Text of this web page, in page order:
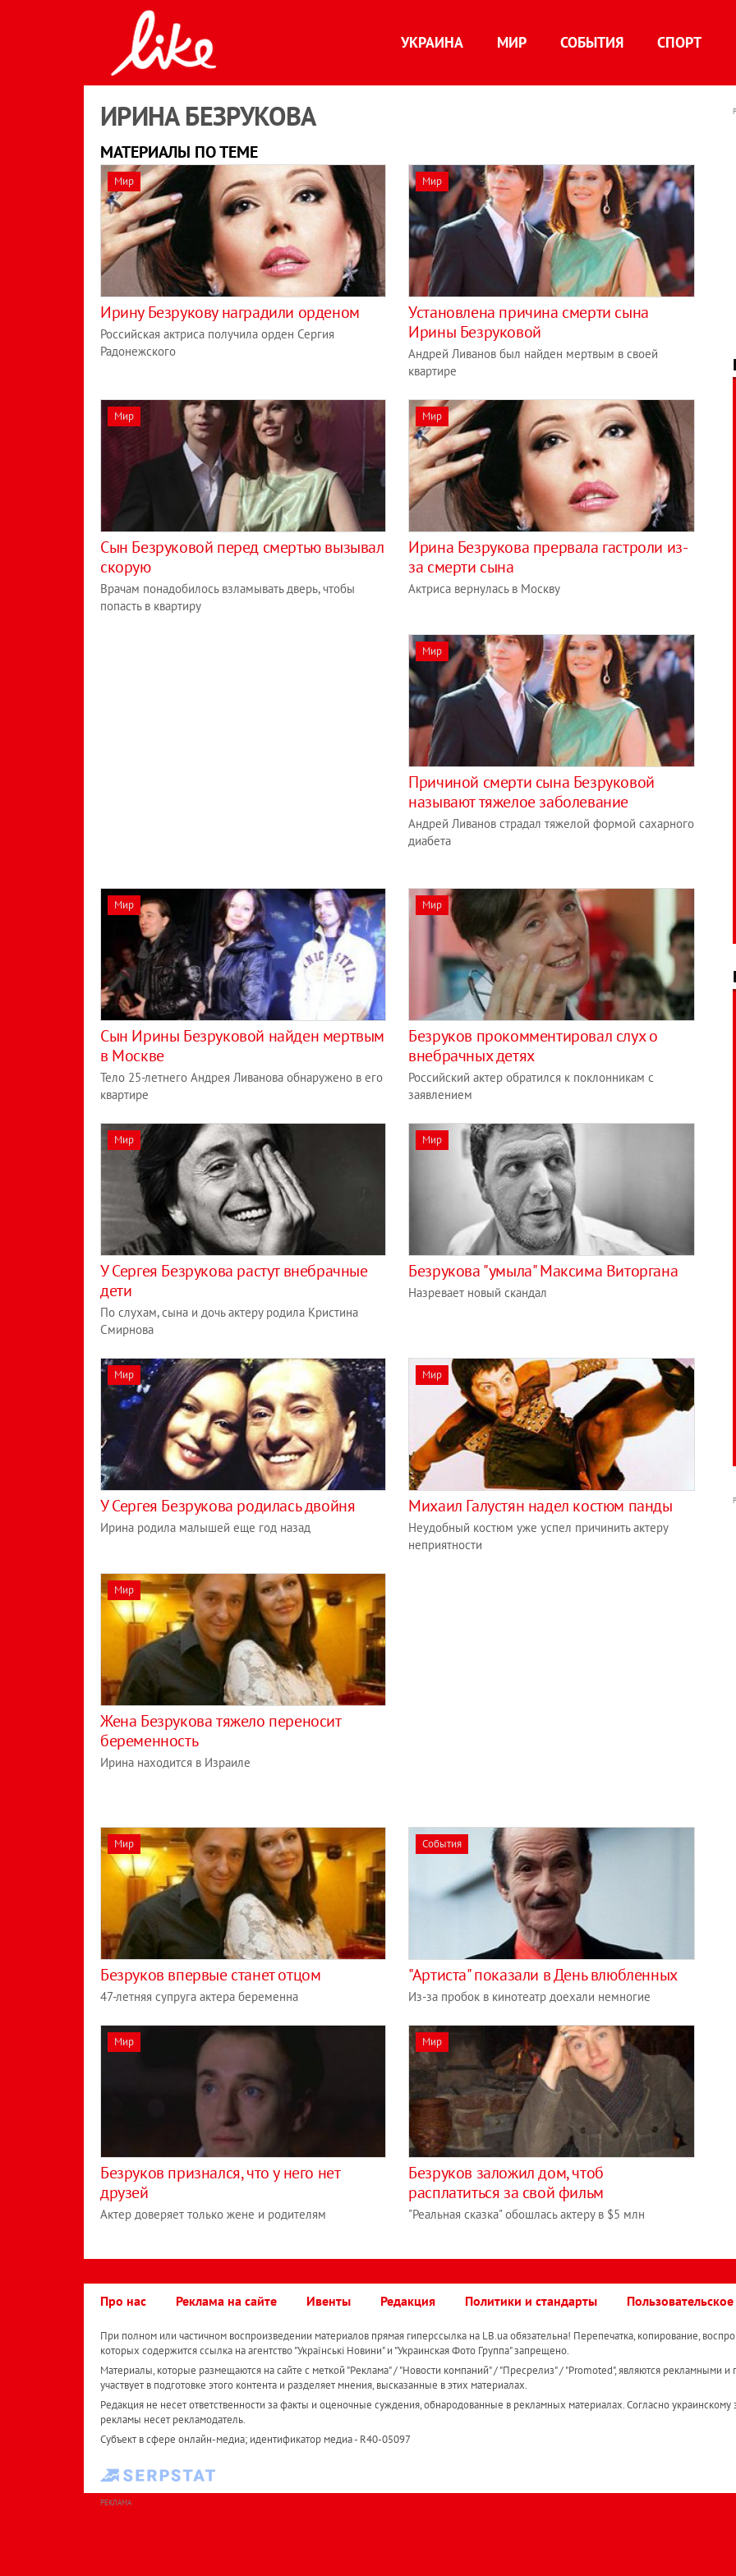
УКРАИНА МИР СОБЫТИЯ СПОРТ
ИРИНА БЕЗРУКОВА
МАТЕРИАЛЫ ПО ТЕМЕ
Мир
Ирину Безрукову наградили орденом
Российская актриса получила орден Сергия
Радонежского
Мир
Установлена причина смерти сына
Ирины Безруковой
Андрей Ливанов был найден мертвым в своей
квартире
Мир
Сын Безруковой перед смертью вызывал
скорую
Врачам понадобилось взламывать дверь, чтобы
попасть в квартиру
Мир
Ирина Безрукова прервала гастроли из-
за смерти сына
Актриса вернулась в Москву
Мир
Причиной смерти сына Безруковой
называют тяжелое заболевание
Андрей Ливанов страдал тяжелой формой сахарного
диабета
Мир
Сын Ирины Безруковой найден мертвым
в Москве
Тело 25-летнего Андрея Ливанова обнаружено в его
квартире
Мир
Безруков прокомментировал слух о
внебрачных детях
Российский актер обратился к поклонникам с
заявлением
Мир
У Сергея Безрукова растут внебрачные
дети
По слухам, сына и дочь актеру родила Кристина
Смирнова
Мир
Безрукова "умыла" Максима Виторгана
Назревает новый скандал
Мир
У Сергея Безрукова родилась двойня
Ирина родила малышей еще год назад
Мир
Михаил Галустян надел костюм панды
Неудобный костюм уже успел причинить актеру
неприятности
Мир
Жена Безрукова тяжело переносит
беременность
Ирина находится в Израиле
Мир
Безруков впервые станет отцом
47-летняя супруга актера беременна
События
"Артиста" показали в День влюбленных
Из-за пробок в кинотеатр доехали немногие
Мир
Безруков признался, что у него нет
друзей
Актер доверяет только жене и родителям
Мир
Безруков заложил дом, чтоб
расплатиться за свой фильм
"Реальная сказка" обошлась актеру в $5 млн
Про нас Реклама на сайте Ивенты Редакция Политики и стандарты
При полном или частичном воспроизведении материалов прямая гиперссылка на LB.ua обязательна! Перепечатка, копирование,
которых содержится ссылка на агентство "Українськi Новини" и "Украинская Фото Группа" запрещено.
Материалы, которые размещаются на сайте с меткой "Реклама" / "Новости компаний" / "Пресрелиз" / "Promoted", являются рекламными и
участвует в подготовке этого контента и разделяет мнения, высказанные в этих материалах.
Редакция не несет ответственности за факты и оценочные суждения, обнародованные в рекламных материалах. Согласно украинскому
рекламы несет рекламодатель.
Субъект в сфере онлайн-медиа; идентификатор медиа - R40-05097
РЕКЛАМА